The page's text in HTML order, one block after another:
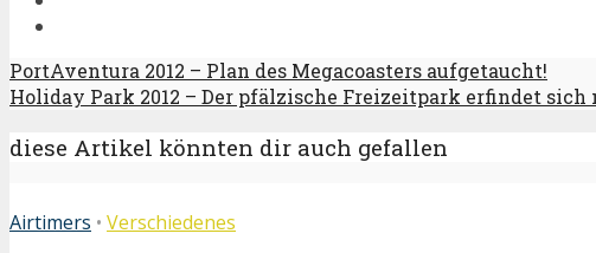
PortAventura 2012 – Plan des Megacoasters aufgetaucht!
Holiday Park 2012 – Der pfälzische Freizeitpark erfindet sich
diese Artikel könnten dir auch gefallen
Airtimers • Verschiedenes